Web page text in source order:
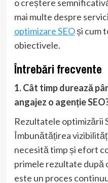
o creștere
mai multe despre
optimizare SEOși cum
obiectivele.
Întrebări frecvente
1. Cât timp durează
angajez o agenție
Rezultatele optimizării
Îmbunătățirea
necesită timp și efort
primele rezultate după
este un proces